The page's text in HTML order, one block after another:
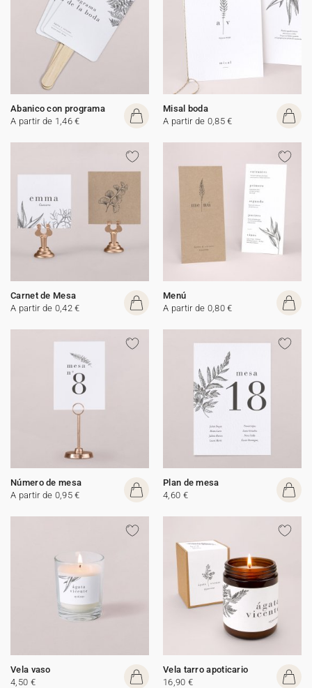
Abanico con programa
A partir de 1,46 €
Misal boda
A partir de 0,85 €
Carnet de Mesa
A partir de 0,42 €
Menú
A partir de 0,80 €
Número de mesa
A partir de 0,95 €
Plan de mesa
4,60 €
Vela vaso
4,50 €
Vela tarro apoticario
16,90 €